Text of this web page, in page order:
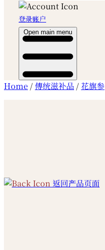
登录账户
Open main menu
Home /傳统滋补品 /花旗参
返回产品页面